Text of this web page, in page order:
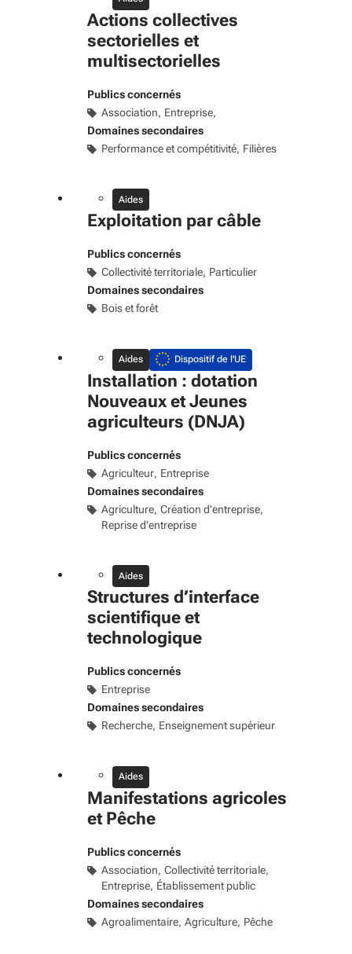
Actions collectives
sectorielles et
multisectorielles
Publics concernés
Association
Entreprise
Domaines secondaires
Performance et compétitivité Filières
Aides
Exploitation par câble
Publics concernés
Collectivité territoriale Particulier
Domaines secondaires
Bois et forêt
Aides Dispositif de l'UE
Installation : dotation
Nouveaux et Jeunes
agriculteurs (DNJA)
Publics concernés
Agriculteur Entreprise
Domaines secondaires
Agriculture Création d'entreprise
Reprise d'entreprise
Aides
Structures d’interface
scientifique et
technologique
Publics concernés
Entreprise
Domaines secondaires
Recherche Enseignement supérieur
Aides
Manifestations agricoles
et Pêche
Publics concernés
Association Collectivité territoriale
Entreprise Établissement public
Domaines secondaires
Agroalimentaire Agriculture Pêche